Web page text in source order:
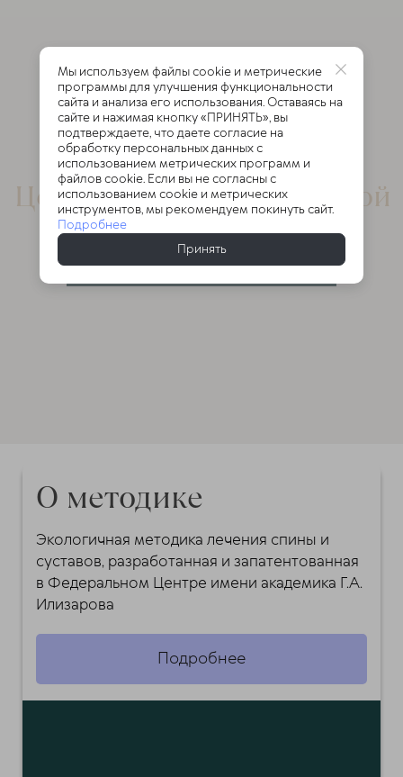
Центр доктора Очеретиной
О методике
Экологичная методика лечения спины и
суставов, разработанная и запатентованная
в Федеральном Центре имени академика Г.А.
Илизарова
Подробнее
Мы используем файлы cookie и метрические
программы для улучшения функциональности
сайта и анализа его использования. Оставаясь на
сайте и нажимая кнопку «ПРИНЯТЬ», вы
подтверждаете, что даете согласие на
обработку персональных данных с
использованием метрических программ и
файлов cookie. Если вы не согласны с
использованием cookie и метрических
инструментов, мы рекомендуем покинуть сайт.
Подробнее
Принять